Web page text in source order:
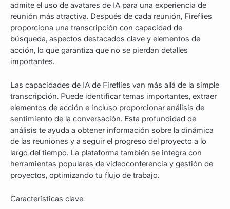
admite el uso de avatares de IA para una experiencia de
reunión más atractiva. Después de cada reunión, Fireflies
proporciona una transcripción con capacidad de
búsqueda, aspectos destacados clave y elementos de
acción, lo que garantiza que no se pierdan detalles
importantes.
Las capacidades de IA de Fireflies van más allá de la simple
transcripción. Puede identificar temas importantes, extraer
elementos de acción e incluso proporcionar análisis de
sentimiento de la conversación. Esta profundidad de
análisis te ayuda a obtener información sobre la dinámica
de las reuniones y a seguir el progreso del proyecto a lo
largo del tiempo. La plataforma también se integra con
herramientas populares de videoconferencia y gestión de
proyectos, optimizando tu flujo de trabajo.
Características clave: